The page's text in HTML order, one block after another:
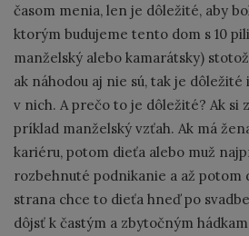
časom menia, len je dôležité, aby
ktorým budujeme tento dom s 10
manželský alebo kamarátsky)
ak náhodou aj nie sú, tak je
v nich. A prečo to je dôležité? Ak si
príklad manželský vzťah. Ak má
kariéru, potom dieťa alebo muž
rozbehnuté podnikanie a až potom
strana chce to dieťa hneď po
dôjsť k častým a zbytočným